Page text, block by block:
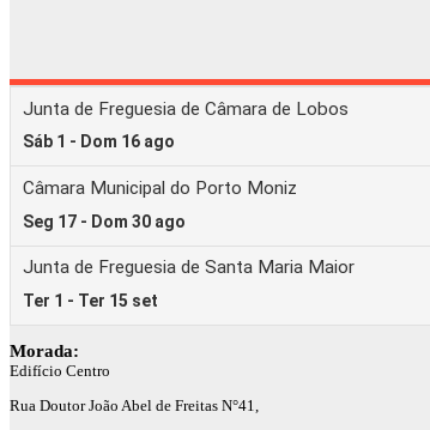
Morada:
Edifício Centro
Rua Doutor João Abel de Freitas N°41,